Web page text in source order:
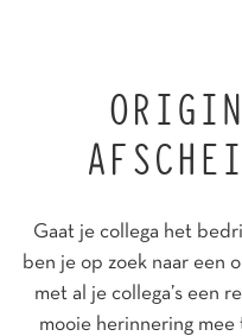
Gaat je collega het
ben je op zoek naar een
met al je collega’s een
mooie herinnering